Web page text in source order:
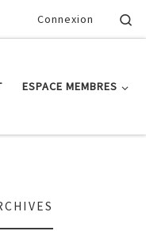
Connexion
ESPACE MEMBRES